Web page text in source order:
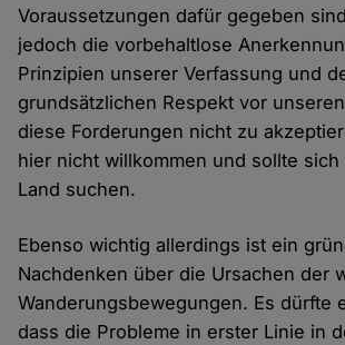
Voraussetzungen dafür gegeben
jedoch die vorbehaltlose
Prinzipien unserer Verfassung und
grundsätzlichen Respekt vor
diese Forderungen nicht zu
hier nicht willkommen und sollte sich
Land suchen.
Ebenso wichtig allerdings ist ein
Nachdenken über die Ursachen der
Wanderungsbewegungen. Es dürfte
dass die Probleme in erster Linie in